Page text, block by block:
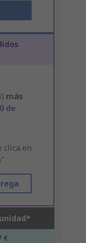
más
de
clica en
€